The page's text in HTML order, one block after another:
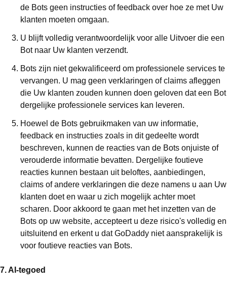
de Bots geen instructies of feedback over hoe ze met Uw
klanten moeten omgaan.
U blijft volledig verantwoordelijk voor alle Uitvoer die een
Bot naar Uw klanten verzendt.
Bots zijn niet gekwalificeerd om professionele services te
vervangen. U mag geen verklaringen of claims afleggen
die Uw klanten zouden kunnen doen geloven dat een Bot
dergelijke professionele services kan leveren.
Hoewel de Bots gebruikmaken van uw informatie,
feedback en instructies zoals in dit gedeelte wordt
beschreven, kunnen de reacties van de Bots onjuiste of
verouderde informatie bevatten. Dergelijke foutieve
reacties kunnen bestaan uit beloftes, aanbiedingen,
claims of andere verklaringen die deze namens u aan Uw
klanten doet en waar u zich mogelijk achter moet
scharen. Door akkoord te gaan met het inzetten van de
Bots op uw website, accepteert u deze risico's volledig en
uitsluitend en erkent u dat GoDaddy niet aansprakelijk is
voor foutieve reacties van Bots.
7. AI-tegoed